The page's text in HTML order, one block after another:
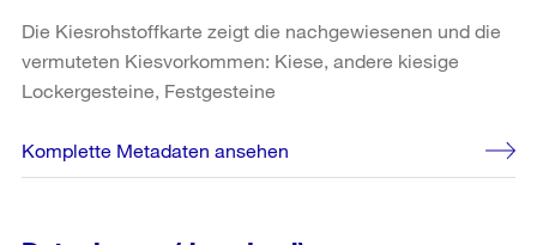
Die Kiesrohstoffkarte zeigt die nachgewiesenen und die
vermuteten Kiesvorkommen: Kiese, andere kiesige
Lockergesteine, Festgesteine
Komplette Metadaten ansehen